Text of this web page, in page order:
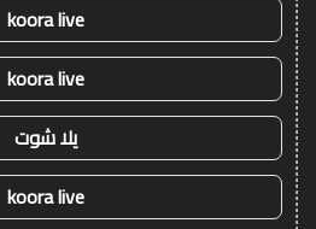
koora live
koora live
يلا شوت
koora live